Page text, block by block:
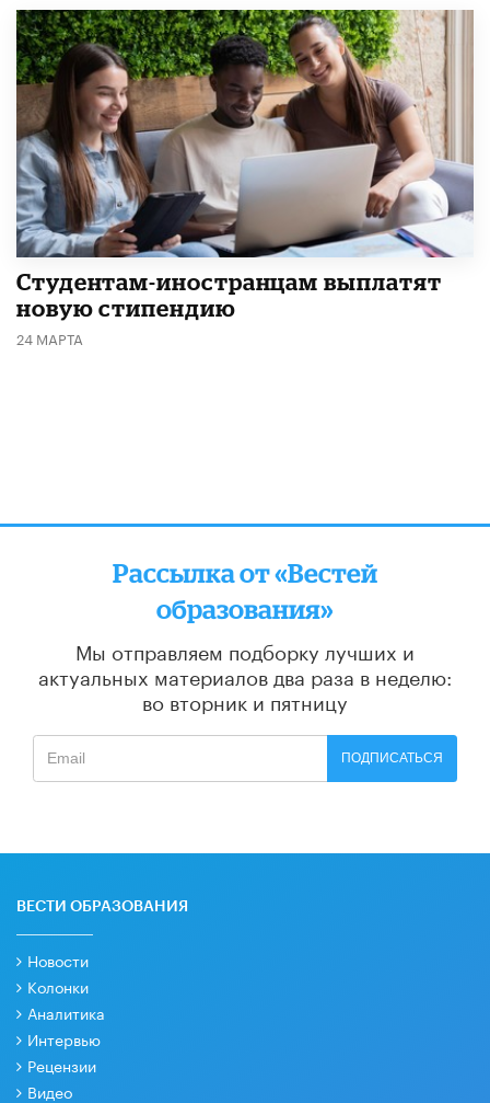
Студентам-иностранцам выплатят
новую стипендию
24 МАРТА
Рассылка от «Вестей
образования»
Мы отправляем подборку лучших и
актуальных материалов два раза в неделю:
во вторник и пятницу
ПОДПИСАТЬСЯ
ВЕСТИ ОБРАЗОВАНИЯ
Новости
Колонки
Аналитика
Интервью
Рецензии
Видео